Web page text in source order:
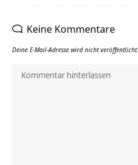
Keine Kommentare
Deine E-Mail-Adresse wird nicht veröffentlicht.